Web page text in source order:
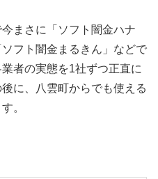
まさに「ソフト闇金ハナ
フト闇金まるきん」などで
者の実態を1社ずつ正直に
に、八雲町からでも使える
。